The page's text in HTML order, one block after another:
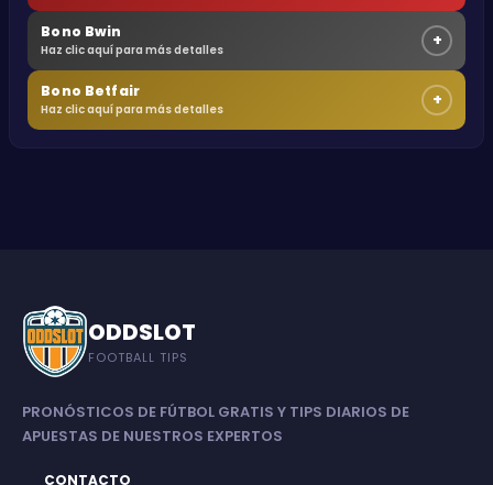
Bono Bwin
Haz clic aquí para más detalles +
Bono Betfair
Haz clic aquí para más detalles +
ODDSLOT
FOOTBALL TIPS
PRONÓSTICOS DE FÚTBOL GRATIS Y TIPS DIARIOS DE
APUESTAS DE NUESTROS EXPERTOS
CONTACTO